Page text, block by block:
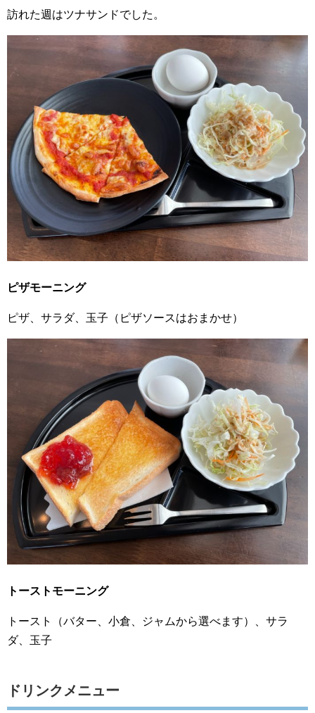
訪れた週はツナサンドでした。
ピザモーニング
ピザ、サラダ、玉子（ピザソースはおまかせ）
トーストモーニング
トースト（バター、小倉、ジャムから選べます）、サラ
ダ、玉子
ドリンクメニュー